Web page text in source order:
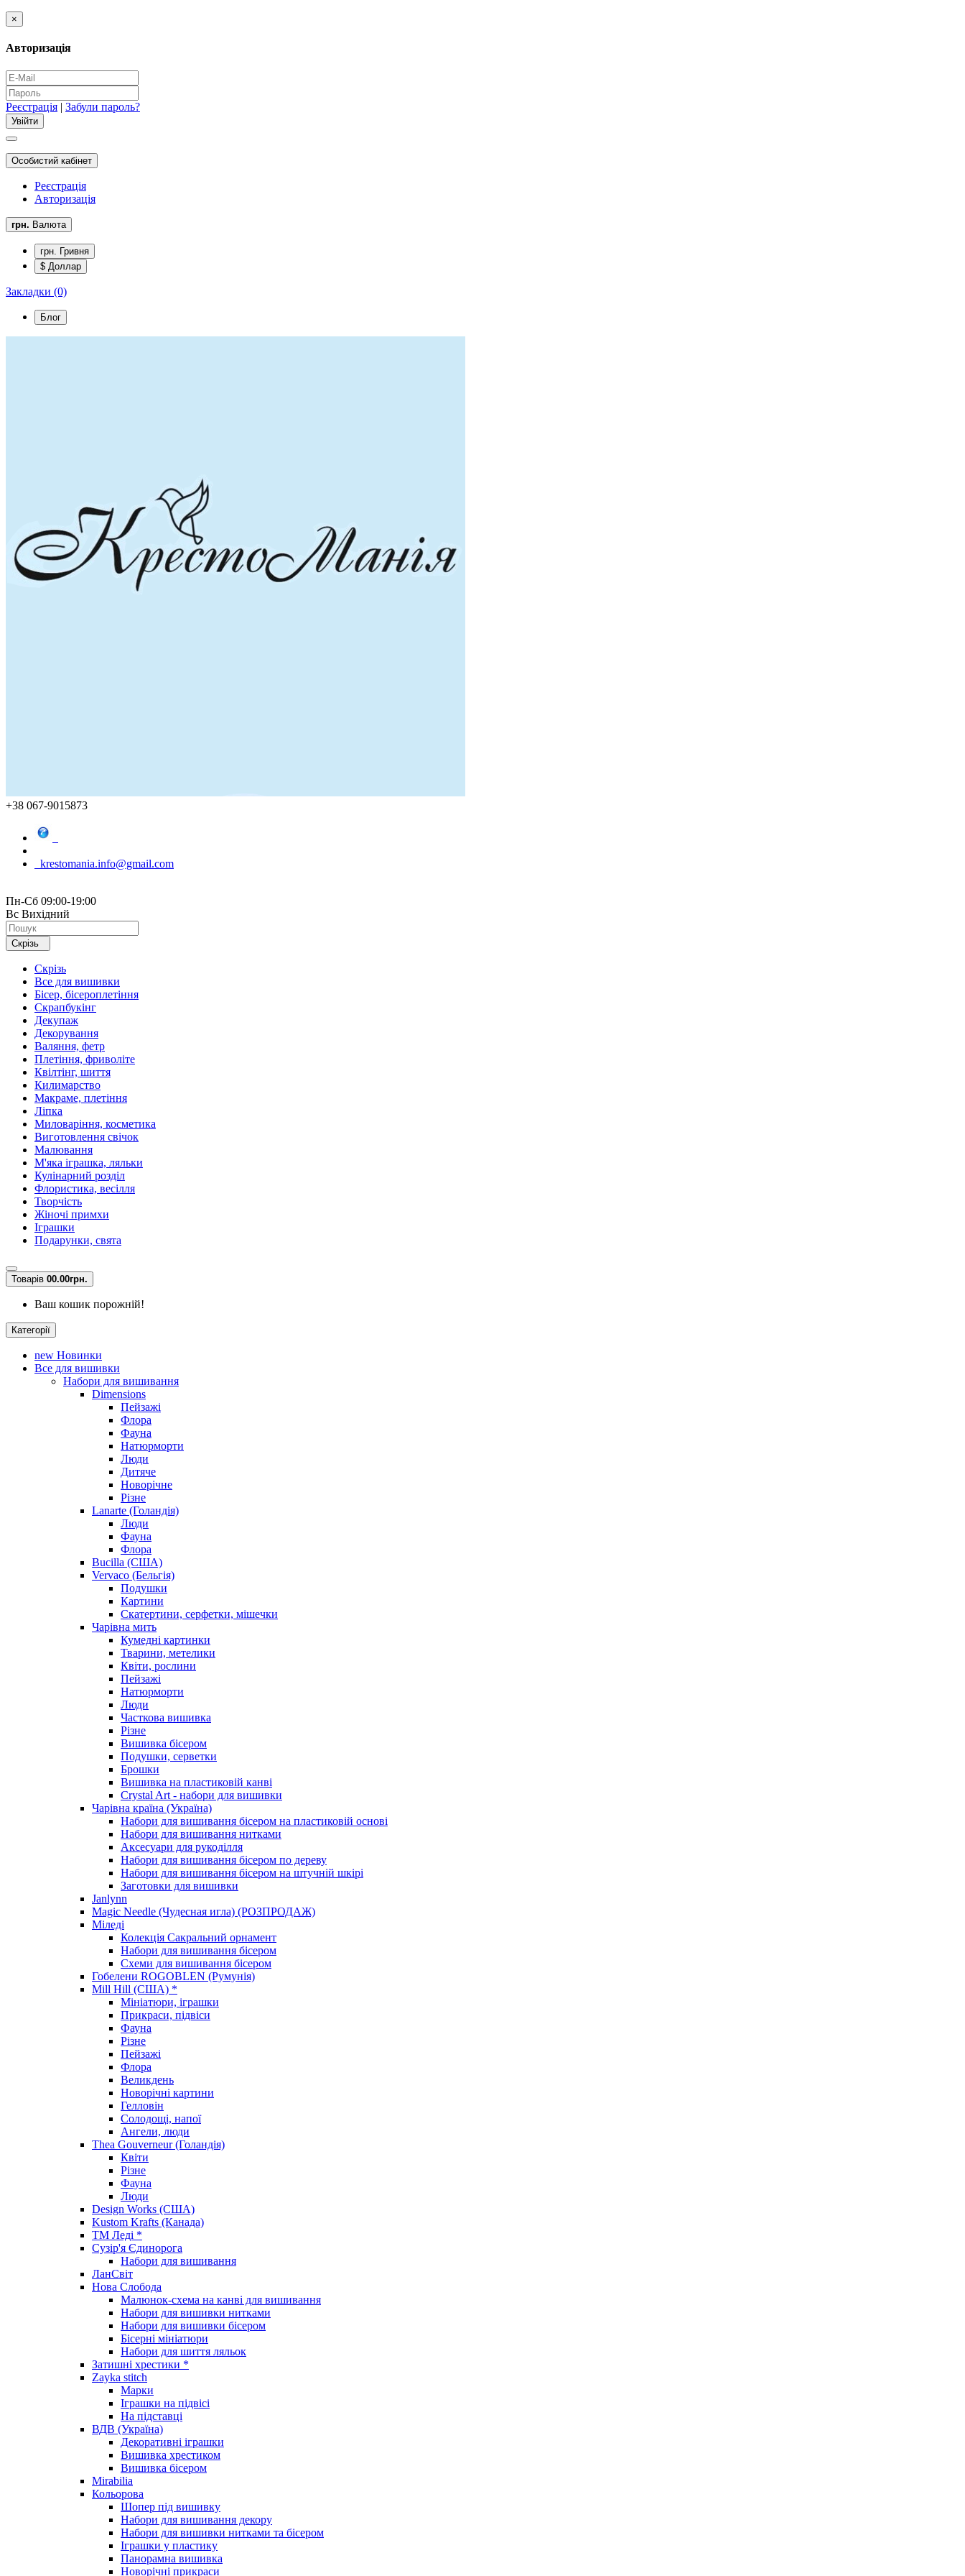
×
Авторизація
Реєстрація | Забули пароль?
Особистий кабінет
Реєстрація
Авторизація
грн. Валюта
грн. Гривня
$ Доллар
Закладки (0)
Блог
+38 067-9015873
krestomania.info@gmail.com
Пн-Сб 09:00-19:00
Вс Вихідний
Скрізь
Скрізь
Все для вишивки
Бісер, бісероплетіння
Скрапбукінг
Декупаж
Декорування
Валяння, фетр
Плетіння, фриволіте
Квілтінг, шиття
Килимарство
Макраме, плетіння
Ліпка
Миловаріння, косметика
Виготовлення свічок
Малювання
М'яка іграшка, ляльки
Кулінарний розділ
Флористика, весілля
Творчість
Жіночі примхи
Іграшки
Подарунки, свята
Товарів 00.00грн.
Ваш кошик порожній!
Категорії
new Новинки
Все для вишивки
Набори для вишивання
Dimensions
Пейзажі
Флора
Фауна
Натюрморти
Люди
Дитяче
Новорічне
Різне
Lanarte (Голандія)
Люди
Фауна
Флора
Bucilla (США)
Vervaco (Бельгія)
Подушки
Картини
Скатертини, серфетки, мішечки
Чарiвна мить
Кумедні картинки
Тварини, метелики
Квіти, рослини
Пейзажі
Натюрморти
Люди
Часткова вишивка
Різне
Вишивка бісером
Подушки, серветки
Брошки
Вишивка на пластиковій канві
Crystal Art - набори для вишивки
Чарівна країна (Україна)
Набори для вишивання бісером на пластиковій основі
Набори для вишивання нитками
Аксесуари для рукоділля
Набори для вишивання бісером по дереву
Набори для вишивання бісером на штучній шкірі
Заготовки для вишивки
Janlynn
Magic Needle (Чудесная игла) (РОЗПРОДАЖ)
Міледі
Колекція Сакральний орнамент
Набори для вишивання бісером
Схеми для вишивання бісером
Гобелени ROGOBLEN (Румунія)
Mill Hill (США) *
Мініатюри, іграшки
Прикраси, підвіси
Фауна
Різне
Пейзажі
Флора
Великдень
Новорічні картини
Гелловін
Солодощі, напої
Ангели, люди
Thea Gouverneur (Голандія)
Квіти
Різне
Фауна
Люди
Design Works (США)
Kustom Krafts (Канада)
ТМ Леді *
Сузір'я Єдинорога
Набори для вишивання
ЛанСвіт
Нова Слобода
Малюнок-схема на канві для вишивання
Набори для вишивки нитками
Набори для вишивки бісером
Бісерні мініатюри
Набори для шиття ляльок
Затишні хрестики *
Zayka stitch
Марки
Іграшки на підвісі
На підставці
ВДВ (Україна)
Декоративні іграшки
Вишивка хрестиком
Вишивка бісером
Mirabilia
Кольорова
Шопер під вишивку
Набори для вишивання декору
Набори для вишивки нитками та бісером
Іграшки у пластику
Панорамна вишивка
Новорічні прикраси